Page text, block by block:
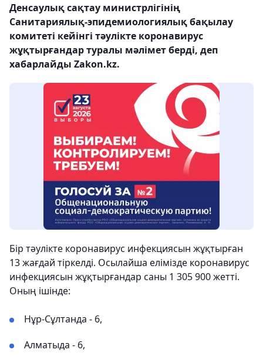
Денсаулық сақтау министрлігінің
Санитариялық-эпидемиологиялық бақылау
комитеті кейінгі тәулікте коронавирус
жұқтырғандар туралы мәлімет берді, деп
хабарлайды Zakon.kz.
Бір тәулікте коронавирус инфекциясын жұқтырған
13 жағдай тіркелді. Осылайша елімізде коронавирус
инфекциясын жұқтырғандар саны 1 305 900 жетті.
Оның ішінде:
Нұр-Сұлтанда - 6,
Алматыда - 6,